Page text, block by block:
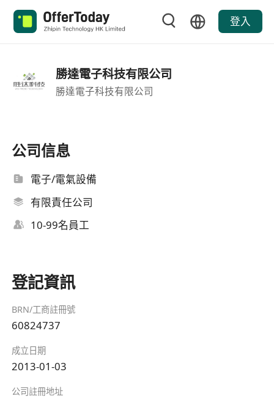
登入
勝達電子科技有限公司
勝達電子科技有限公司
公司信息
電子/電氣設備
有限責任公司
10-99名員工
登記資訊
BRN/工商註冊號
60824737
成立日期
2013-01-03
公司註冊地址